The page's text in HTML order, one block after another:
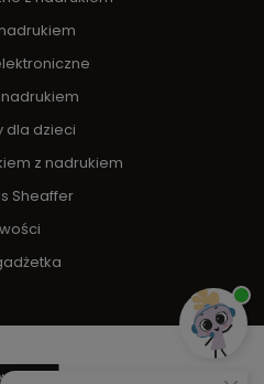
dla dzieci
z nadrukiem
Sheaffer